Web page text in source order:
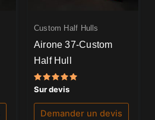
Custom Half Hulls
Airone 37-Custom
Half Hull
Note
5.00
sur 5
Sur devis
Demander un devis